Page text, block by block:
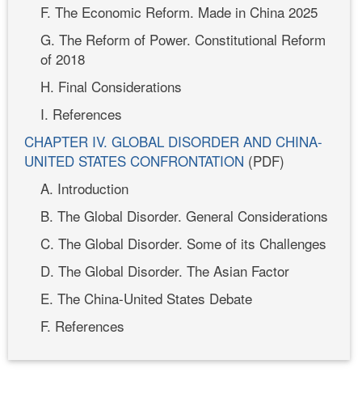
F. The Economic Reform. Made in China 2025
G. The Reform of Power. Constitutional Reform
of 2018
H. Final Considerations
I. References
CHAPTER IV. GLOBAL DISORDER AND CHINA-
UNITED STATES CONFRONTATION (PDF)
A. Introduction
B. The Global Disorder. General Considerations
C. The Global Disorder. Some of its Challenges
D. The Global Disorder. The Asian Factor
E. The China-United States Debate
F. References